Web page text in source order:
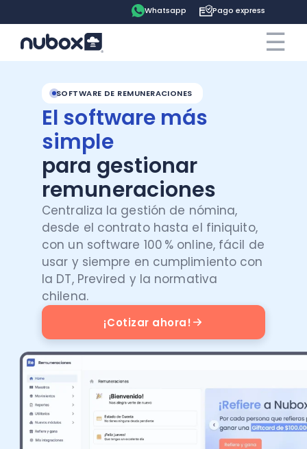
Whatsapp Pago express
☰
×
Cotiza ahora Contrata online
Ingreso clientes
Tu espacio
Pago express
Ayuda
Blog
Software
Contabilidad
Remuneraciones
Factura y Administración
Control de asistencia
Portal de colaboradores
Soluciones
Contadores
Alianzas
Instituciones
Precios
Recomendador de planes
Promociones del mes
Recursos
Asiento
Seminarios
Calculadoras
SOFTWARE DE REMUNERACIONES
El software más
simple
para gestionar
remuneraciones
Centraliza la gestión de nómina,
desde el contrato hasta el finiquito,
con un software 100 % online, fácil de
usar y siempre en cumplimiento con
la DT, Previred y la normativa
chilena.
¡Cotizar ahora!